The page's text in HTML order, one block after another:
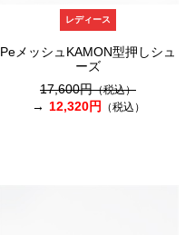
レディース
PeメッシュKAMON型押しシュ
ーズ
17,600円（税込）
12,320円 （税込）